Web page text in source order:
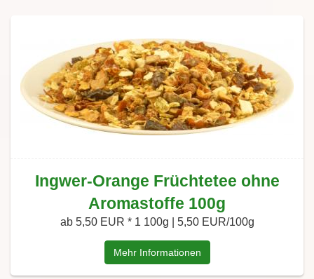
Ingwer-Orange Früchtetee ohne
Aromastoffe 100g
ab 5,50 EUR * 1 100g | 5,50 EUR/100g
Mehr Informationen